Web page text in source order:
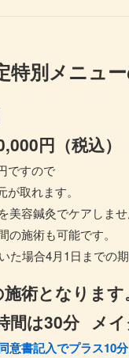
特別メニュ
円（税込）
ですので
取れます。
美容鍼灸でケアしませ
施術も可能です。
場合4月1日までの
術となりま
間は30分 メ
書記入でプラス10分